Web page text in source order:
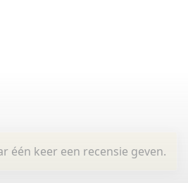
één keer een recensie geven.